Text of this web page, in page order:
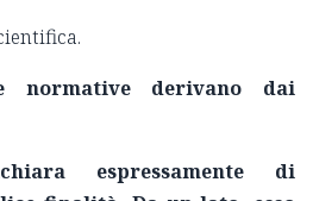
normative derivano dai
espressamente di